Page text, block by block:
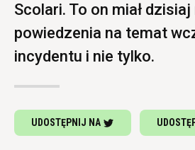
Scolari. To on miał
powiedzenia na temat
incydentu i nie tylko.
UDOSTĘPNIJ NA